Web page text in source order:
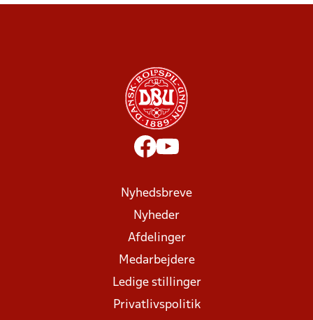
Nyhedsbreve
Nyheder
Afdelinger
Medarbejdere
Ledige stillinger
Privatlivspolitik